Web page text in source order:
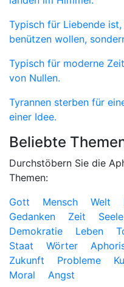
Typisch für Liebende
benützen wollen,
Typisch für moderne
von Nullen.
Tyrannen sterben für
einer Idee.
Beliebte
Durchstöbern Sie die
Themen:
Gott
Mensch Welt
Gedanken
Zeit Seele
Demokratie
Leben
Staat
Wörter
Zukunft
Probleme
Moral
Angst